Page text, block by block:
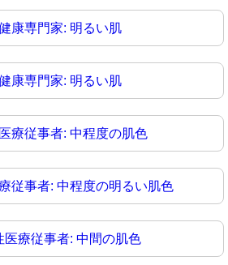
康専門家: 明るい肌
康専門家: 明るい肌
療従事者: 中程度の肌色
従事者: 中程度の明るい肌色
医療従事者: 中間の肌色